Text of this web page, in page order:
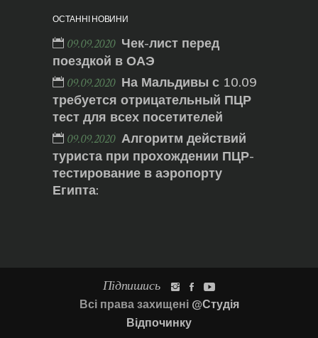
ОСТАННІ НОВИНИ
09.09.2020 Чек-лист перед
поездкой в ОАЭ
09.09.2020 На Мальдивы с 10.09
требуется отрицательный ПЦР
тест для всех посетителей
09.09.2020 Алгоритм действий
туриста при прохождении ПЦР-
тестирование в аэропорту
Египта:
Підпишись
Всі права захищені @Студія
Відпочинку